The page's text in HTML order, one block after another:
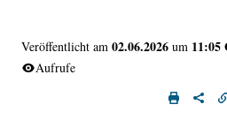
Veröffentlicht am 02.06.2026 um 11:05
Aufrufe